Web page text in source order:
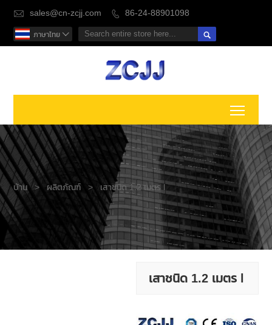
 sales@cn-zcjj.com  86-24-88901098

ภาษาไทย 
บ้าน > ผลิตภัณฑ์ > เสาชนิด 1.2 เมตร l
เสาชนิด 1.2 เมตร l